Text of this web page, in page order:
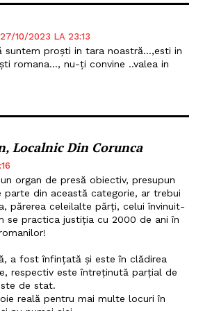
27/10/2023 LA 23:13
suntem proști in tara noastră…,esti in
romana…, nu-ți convine ..valea in
Localnic Din Corunca
organ de presă obiectiv, presupun
parte din această categorie, ar trebui
părerea celeilalte părți, celui învinuit-
se practica justiția cu 2000 de ani în
a fost înfințată și este în clădirea
respectiv este întreținută parțial de
de stat.
reală pentru mai multe locuri în